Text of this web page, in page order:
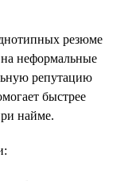
резюме
неформальные
репутацию
быстрее
найме.